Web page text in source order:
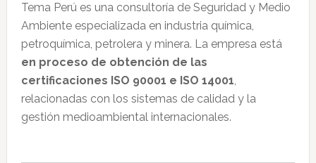
Tema Perú es una consultoría de Seguridad y Medio
Ambiente especializada en industria química,
petroquímica, petrolera y minera. La empresa está
en proceso de obtención de las
certificaciones ISO 90001 e ISO 14001,
relacionadas con los sistemas de calidad y la
gestión medioambiental internacionales.